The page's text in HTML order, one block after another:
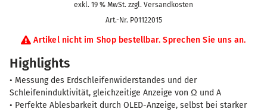
exkl. 19 % MwSt. zzgl. Versandkosten
Art.-Nr. P01122015
Artikel nicht im Shop bestellbar. Sprechen Sie uns an.
Highlights
• Messung des Erdschleifenwiderstandes und der
Schleifeninduktivität, gleichzeitige Anzeige von Ω und A
• Perfekte Ablesbarkeit durch OLED-Anzeige, selbst bei starker